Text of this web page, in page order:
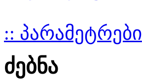
:: პარამეტრები
ძებნა